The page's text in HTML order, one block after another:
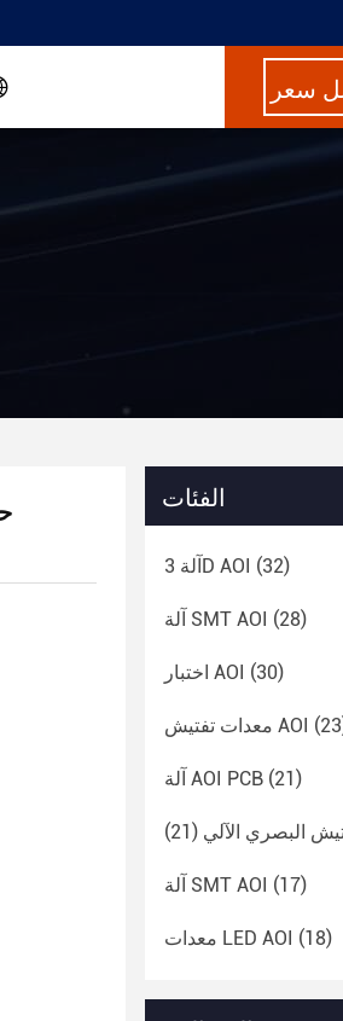
سعر
الفئات
آلة 3D AOI (32)
آلة SMT AOI (28)
اختبار AOI (30)
معدات تفتيش AOI
آلة AOI PCB (21)
البصري الآلي (21)
آلة SMT AOI (17)
معدات LED AOI (18)